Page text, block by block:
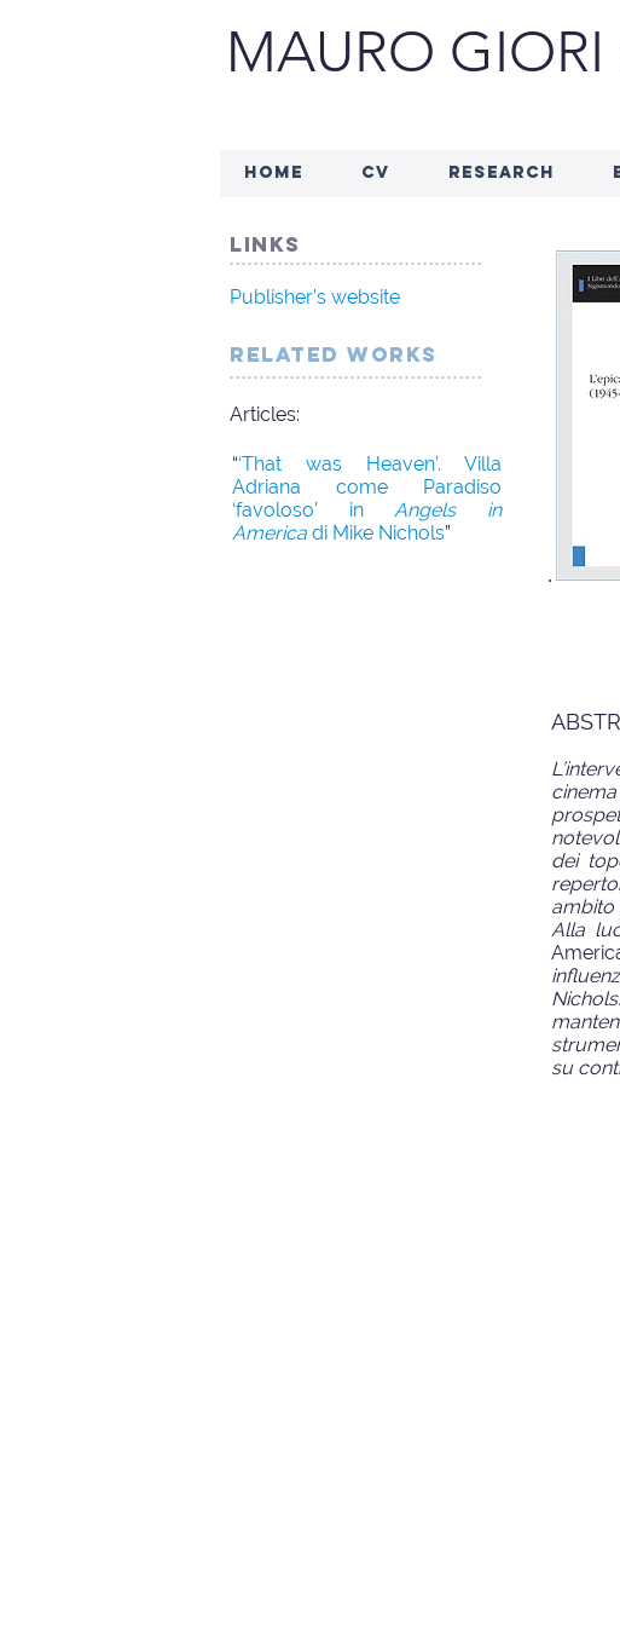
MAURO GIORI
HOME CV RESEARCH
linkS
..........................................
Publisher’s website
related works
..........................................
Articles:
“‘That was Heaven’. Villa
Adriana come Paradiso
‘favoloso’ inAngels in
America di Mike Nichols”
dei
ambito
Alla
su